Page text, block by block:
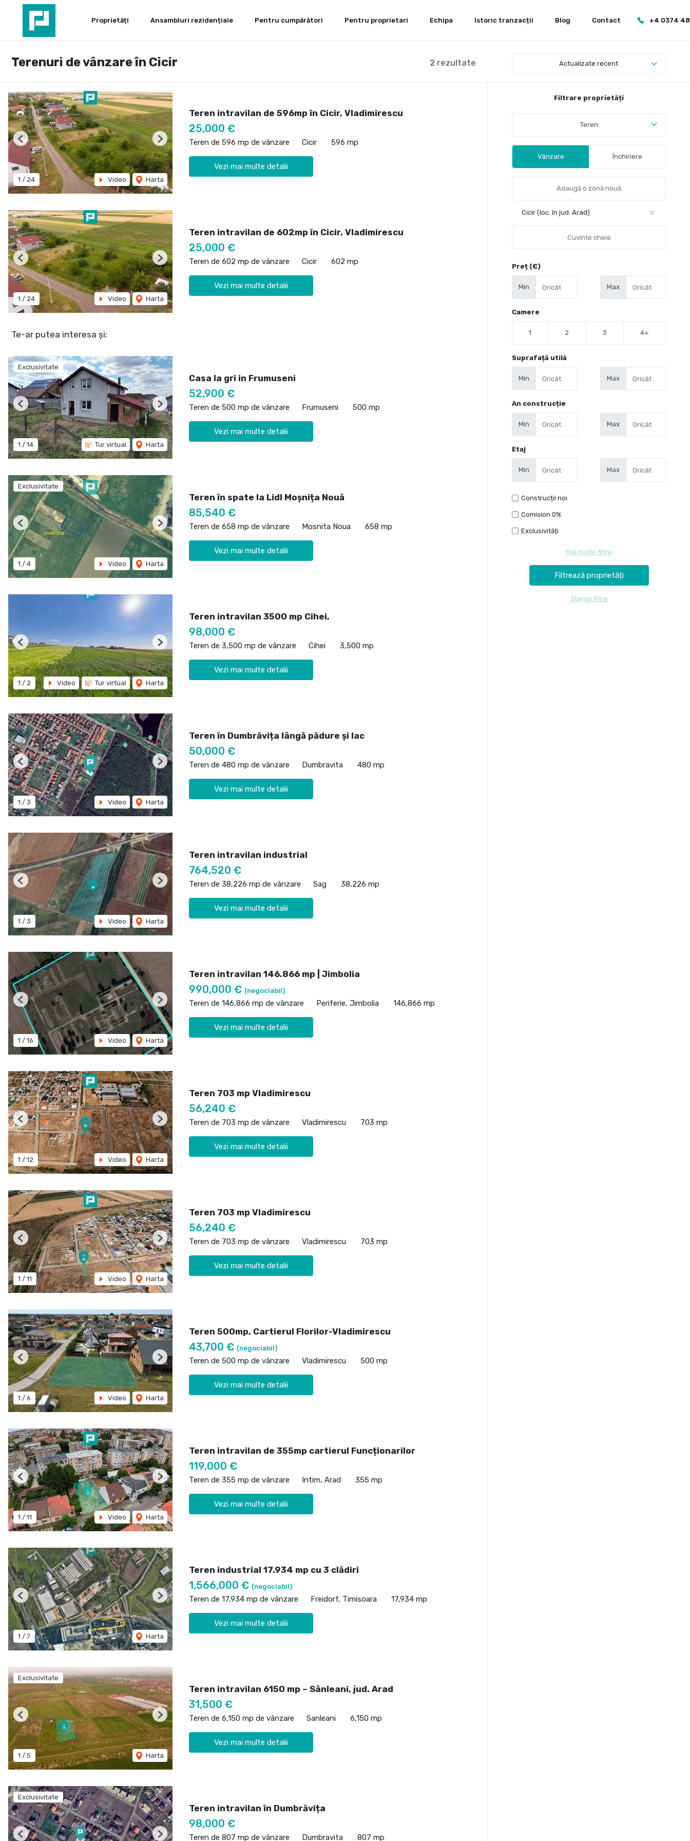
Proprietăți Ansambluri rezidențiale Pentru cumpărători Pentru proprietari Echipa Istoric tranzacții Blog Contact +4 0374
2 rezultate
Terenuri de vânzare în Cicir Actualizate recent
1 / 24 Video Harta
Previous Next
Teren intravilan de 596mp în Cicir, Vladimirescu
25,000 €
Teren de 596 mp de vânzare Cicir 596 mp
Vezi mai multe detalii
1 / 24 Video Harta
Previous Next
Teren intravilan de 602mp în Cicir, Vladimirescu
25,000 €
Teren de 602 mp de vânzare Cicir 602 mp
Vezi mai multe detalii
Te-ar putea interesa și:
Exclusivitate
1 / 14 Tur virtual Harta
Previous Next
Casa la gri in Frumuseni
52,900 €
Teren de 500 mp de vânzare Frumuseni 500 mp
Vezi mai multe detalii
Exclusivitate
1 / 4 Video Harta
Previous Next
Teren în spate la Lidl Moșnița Nouă
85,540 €
Teren de 658 mp de vânzare Mosnita Noua 658 mp
Vezi mai multe detalii
1 / 2 Video Tur virtual Harta
Previous Next
Teren intravilan 3500 mp Cihei,
98,000 €
Teren de 3,500 mp de vânzare Cihei 3,500 mp
Vezi mai multe detalii
1 / 3 Video Harta
Previous Next
Teren în Dumbrăvița lângă pădure și lac
50,000 €
Teren de 480 mp de vânzare Dumbravita 480 mp
Vezi mai multe detalii
1 / 3 Video Harta
Previous Next
Teren intravilan industrial
764,520 €
Teren de 38,226 mp de vânzare Sag 38,226 mp
Vezi mai multe detalii
1 / 16 Video Harta
Previous Next
Teren intravilan 146.866 mp | Jimbolia
990,000 € (negociabil)
Teren de 146,866 mp de vânzare Periferie, Jimbolia 146,866 mp
Vezi mai multe detalii
1 / 12 Video Harta
Previous Next
Teren 703 mp Vladimirescu
56,240 €
Teren de 703 mp de vânzare Vladimirescu 703 mp
Vezi mai multe detalii
1 / 11 Video Harta
Previous Next
Teren 703 mp Vladimirescu
56,240 €
Teren de 703 mp de vânzare Vladimirescu 703 mp
Vezi mai multe detalii
1 / 6 Video Harta
Previous Next
Teren 500mp, Cartierul Florilor-Vladimirescu
43,700 € (negociabil)
Teren de 500 mp de vânzare Vladimirescu 500 mp
Vezi mai multe detalii
1 / 11 Video Harta
Previous Next
Teren intravilan de 355mp cartierul Funcționarilor
119,000 €
Teren de 355 mp de vânzare Intim, Arad 355 mp
Vezi mai multe detalii
1 / 7 Harta
Previous Next
Teren industrial 17.934 mp cu 3 clădiri
1,566,000 € (negociabil)
Teren de 17,934 mp de vânzare Freidorf, Timisoara 17,934 mp
Vezi mai multe detalii
Exclusivitate
1 / 5 Harta
Previous Next
Teren intravilan 6150 mp – Sânleani, jud. Arad
31,500 €
Teren de 6,150 mp de vânzare Sanleani 6,150 mp
Vezi mai multe detalii
Exclusivitate
Previous Next
Teren intravilan în Dumbrăvița
98,000 €
Teren de 807 mp de vânzare Dumbravita 807 mp
Filtrare proprietăți
Teren
Vânzare Închiriere
Cicir (loc. în jud. Arad)
Preț (€)
Min Max
Camere
1 2 3 4+
Suprafață utilă
Min Max
An construcție
Min Max
Etaj
Min Max
Construcții noi
Comision 0%
Exclusivități
Mai multe filtre
Șterge filtre